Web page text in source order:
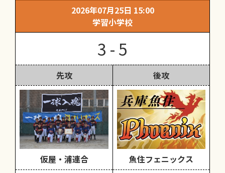
2026年07月25日 15:00
学習小学校
3 - 5
先攻 後攻
仮屋・浦連合
魚住フェニックス